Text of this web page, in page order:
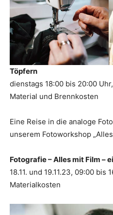
Töpfern
dienstags 18:00 bis 20:00
Material und Brennkosten
Eine Reise in die analoge
unserem Fotoworkshop
Fotografie – Alles mit Film –
18.11. und 19.11.23, 09:00 bis
Materialkosten